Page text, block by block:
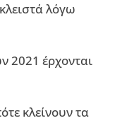
λόγω
2021 έρχονται
κλείνουν τα